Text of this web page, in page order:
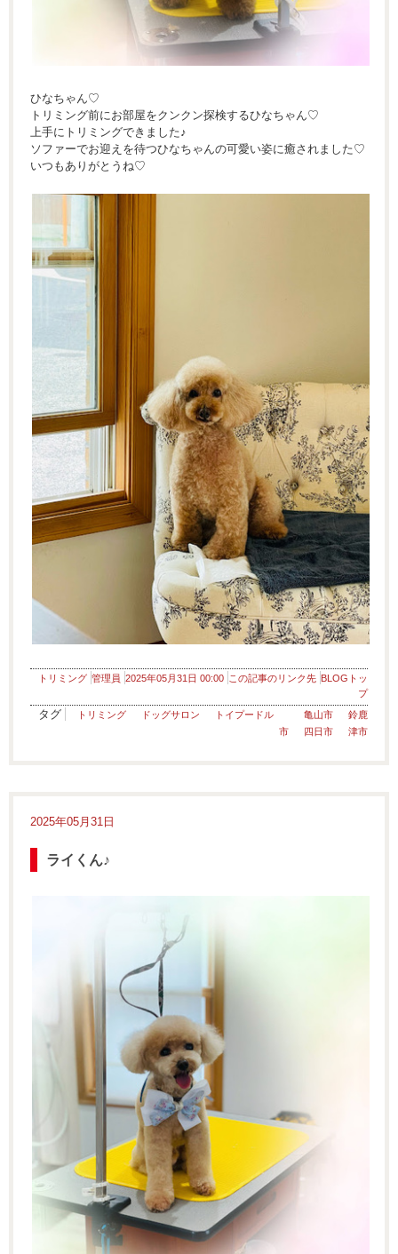
ひなちゃん♡
トリミング前にお部屋をクンクン探検するひなちゃん♡
上手にトリミングできました♪
ソファーでお迎えを待つひなちゃんの可愛い姿に癒されました♡
いつもありがとうね♡
トリミング 管理員 2025年05月31日 00:00 この記事のリンク先 BLOGトッ
プ
タグ トリミング ドッグサロン トイプードル 亀山市
鈴鹿
市
四日市 津市
2025年05月31日
ライくん♪